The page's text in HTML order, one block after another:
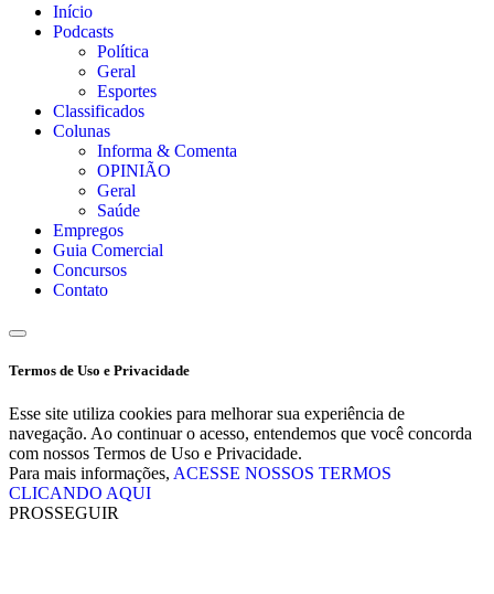
Início
Podcasts
Política
Geral
Esportes
Classificados
Colunas
Informa & Comenta
OPINIÃO
Geral
Saúde
Empregos
Guia Comercial
Concursos
Contato
Termos de Uso e Privacidade
Esse site utiliza cookies para melhorar sua experiência de
navegação. Ao continuar o acesso, entendemos que você concorda
com nossos Termos de Uso e Privacidade.
Para mais informações, ACESSE NOSSOS TERMOS
CLICANDO AQUI
PROSSEGUIR